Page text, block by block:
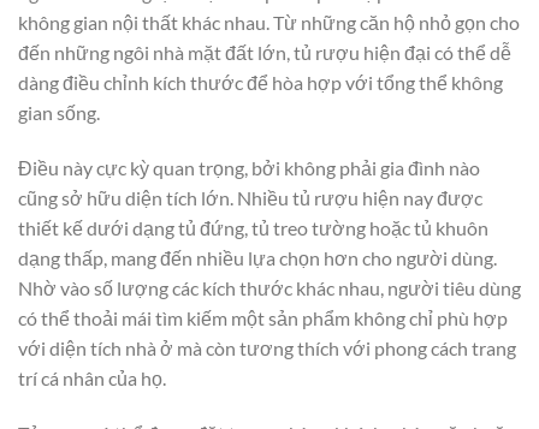
không gian nội thất khác nhau. Từ những căn hộ nhỏ gọn cho
đến những ngôi nhà mặt đất lớn, tủ rượu hiện đại có thể dễ
dàng điều chỉnh kích thước để hòa hợp với tổng thể không
gian sống.
Điều này cực kỳ quan trọng, bởi không phải gia đình nào
cũng sở hữu diện tích lớn. Nhiều tủ rượu hiện nay được
thiết kế dưới dạng tủ đứng, tủ treo tường hoặc tủ khuôn
dạng thấp, mang đến nhiều lựa chọn hơn cho người dùng.
Nhờ vào số lượng các kích thước khác nhau, người tiêu dùng
có thể thoải mái tìm kiếm một sản phẩm không chỉ phù hợp
với diện tích nhà ở mà còn tương thích với phong cách trang
trí cá nhân của họ.